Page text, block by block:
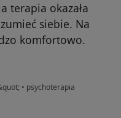
terapia okazała
siebie. Na
komfortowo.
• psychoterapia